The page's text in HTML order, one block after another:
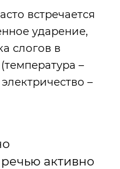
встречается
ударение,
слогов в
–
–
активно